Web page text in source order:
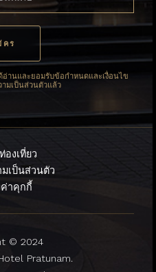
านและยอมรับข้อกำหนดและเงื่อนไข
มเป็นส่วนตัวแล้ว
© 2024
Pratunam.
งเที่ยว
เป็นส่วนตัว
ค่าคุกกี้